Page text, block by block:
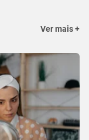
Ver mais +